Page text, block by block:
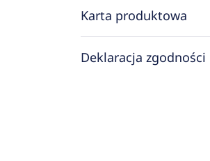
Karta produktowa
Deklaracja zgodności